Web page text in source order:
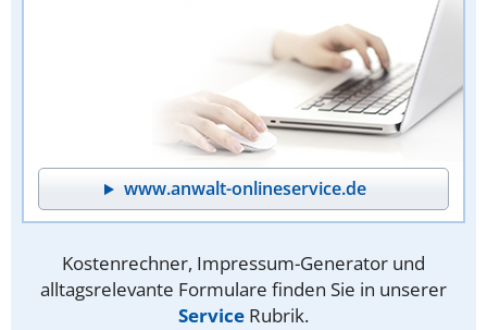
www.anwalt-onlineservice.de
Kostenrechner, Impressum-Generator und
alltagsrelevante Formulare finden Sie in unserer
Service Rubrik.